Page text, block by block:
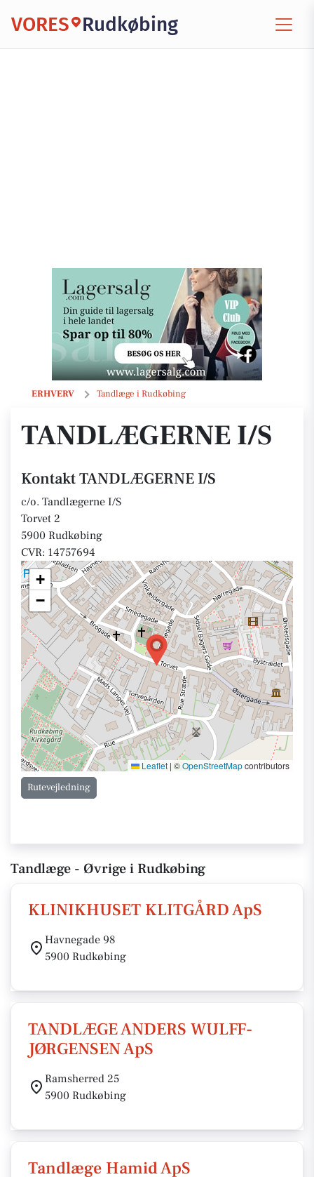
VORES Rudkøbing
ERHVERV Tandlæge i Rudkøbing
TANDLÆGERNE I/S
TANDLÆGERNE I/S
Kontakt TANDLÆGERNE I/S
c/o. Tandlægerne I/S
Torvet 2
5900 Rudkøbing
CVR: 14757694
+
−
Leaflet | ©OpenStreetMapcontributors
Rutevejledning
Tandlæge - Øvrige i Rudkøbing
KLINIKHUSET KLITGÅRD ApS
Havnegade 98
5900 Rudkøbing
TANDLÆGE ANDERS WULFF-
JØRGENSEN ApS
Ramsherred 25
5900 Rudkøbing
Tandlæge Hamid ApS